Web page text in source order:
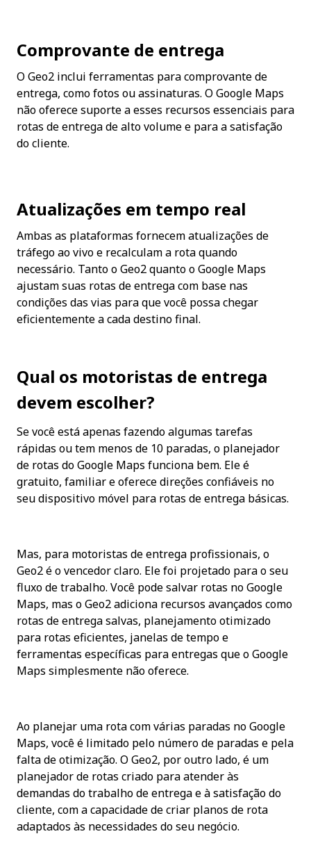
Comprovante de entrega
O Geo2 inclui ferramentas para comprovante de
entrega, como fotos ou assinaturas. O Google Maps
não oferece suporte a esses recursos essenciais para
rotas de entrega de alto volume e para a satisfação
do cliente.
Atualizações em tempo real
Ambas as plataformas fornecem atualizações de
tráfego ao vivo e recalculam a rota quando
necessário. Tanto o Geo2 quanto o Google Maps
ajustam suas rotas de entrega com base nas
condições das vias para que você possa chegar
eficientemente a cada destino final.
Qual os motoristas de entrega
devem escolher?
Se você está apenas fazendo algumas tarefas
rápidas ou tem menos de 10 paradas, o planejador
de rotas do Google Maps funciona bem. Ele é
gratuito, familiar e oferece direções confiáveis no
seu dispositivo móvel para rotas de entrega básicas.
Mas, para motoristas de entrega profissionais, o
Geo2 é o vencedor claro. Ele foi projetado para o seu
fluxo de trabalho. Você pode salvar rotas no Google
Maps, mas o Geo2 adiciona recursos avançados como
rotas de entrega salvas, planejamento otimizado
para rotas eficientes, janelas de tempo e
ferramentas específicas para entregas que o Google
Maps simplesmente não oferece.
Ao planejar uma rota com várias paradas no Google
Maps, você é limitado pelo número de paradas e pela
falta de otimização. O Geo2, por outro lado, é um
planejador de rotas criado para atender às
demandas do trabalho de entrega e à satisfação do
cliente, com a capacidade de criar planos de rota
adaptados às necessidades do seu negócio.